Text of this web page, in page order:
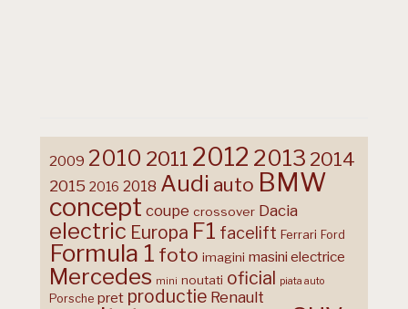
2009 2010 2011 2012 2013 2014
2015 2016 2018 Audi auto BMW
concept coupe crossover Dacia
electric Europa F1 facelift Ferrari Ford
Formula 1 foto imagini masini electrice
Mercedes mini noutati oficial piata auto
Porsche pret productie Renault